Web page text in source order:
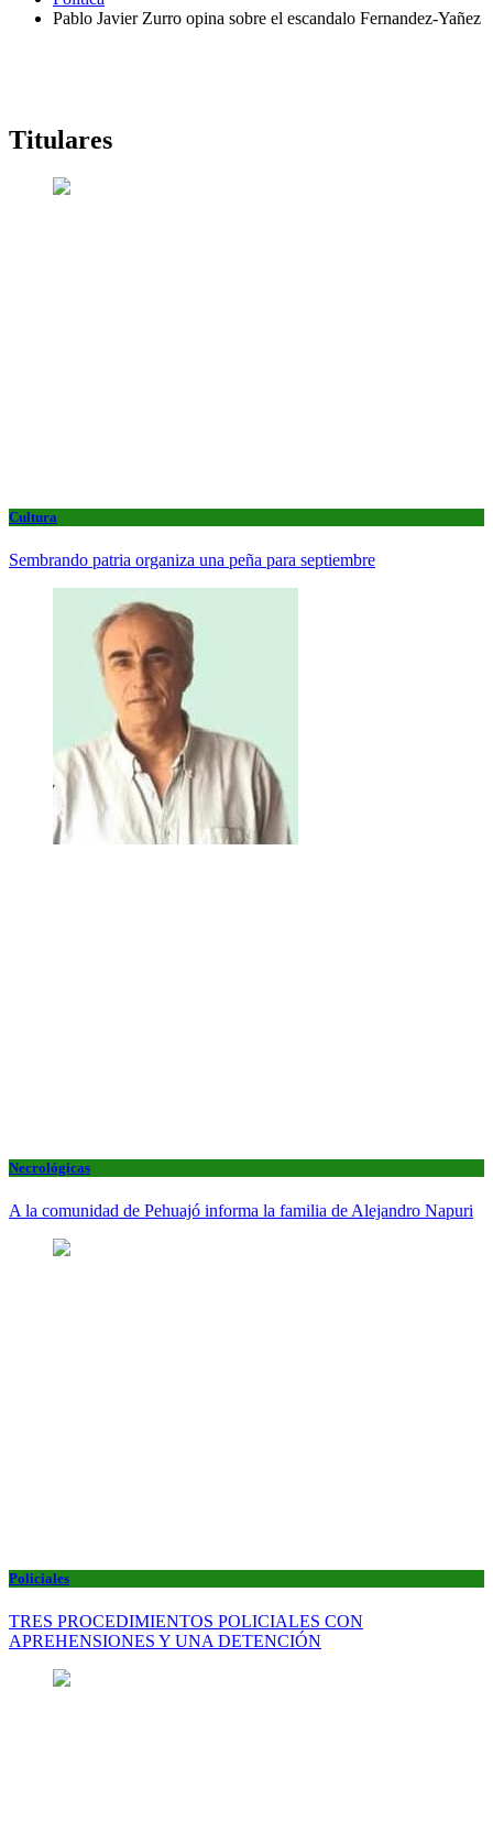
Pablo Javier Zurro opina sobre el escandalo Fernandez-Yañez
Titulares
Cultura
Sembrando patria organiza una peña para septiembre
Necrológicas
A la comunidad de Pehuajó informa la familia de Alejandro Napuri
Policiales
TRES PROCEDIMIENTOS POLICIALES CON
APREHENSIONES Y UNA DETENCIÓN